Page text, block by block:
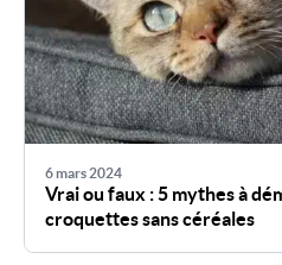
6 mars 2024
Vrai ou faux : 5 mythes à
croquettes sans céréales